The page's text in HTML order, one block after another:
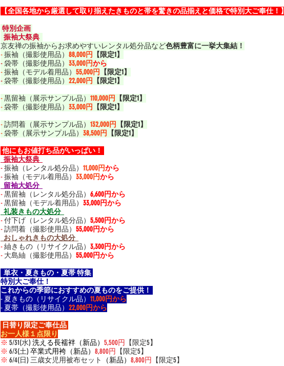
【全国各地から厳選して取り揃えたきものと帯を驚きの品揃えと価格で特別大ご奉仕！】
特別企画
  振袖大祭典
京友禅の振袖からお求めやすいレンタル処分品など色柄豊富に一挙大集結！
- 振袖（撮影使用品） 88,000円
【限定1】
- 袋帯（撮影使用品） 33,000円から
- 振袖（モデル着用品） 55,000円
【限定1】
- 袋帯（撮影使用品） 22,000円
【限定1】
- 黒留袖（展示サンプル品） 110,000円
【限定1】
- 袋帯（撮影使用品） 33,000円
【限定1】
- 訪問着（展示サンプル品） 132,000円
【限定1】
- 袋帯（展示サンプル品） 38,500円
【限定1】
他にもお値打ち品がいっぱい！
  振袖大祭典
- 振袖（レンタル処分品） 11,000円から
- 振袖（モデル着用品） 33,000円から
  留袖大処分
- 黒留袖（レンタル処分品） 6,600円から
- 黒留袖（モデル着用品） 33,000円から
  礼装きもの大処分
- 付下げ（レンタル処分品） 5,500円から
- 訪問着（撮影使用品） 55,000円から
  おしゃれきもの大処分
- 紬きもの（リサイクル品） 3,300円から
- 大島紬（撮影使用品） 55,000円から
  単衣・夏きもの・夏帯 特集
特別大ご奉仕！
これからの季節におすすめの夏ものをご提供！
- 夏きもの（リサイクル品） 11,000円から
- 夏帯（撮影使用品） 22,000円から
日替り限定ご奉仕品
お一人様１点限り
※ 5/31(水) 洗える長襦袢（新品） 5,500円
【限定5】
※ 6/3(土) 卒業式用袴（新品） 8,800円
【限定5】
※ 6/4(日) 三歳女児用被布セット （新品） 8,800円
【限定5】